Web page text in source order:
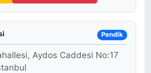
Pendik
Aydos Caddesi No:17